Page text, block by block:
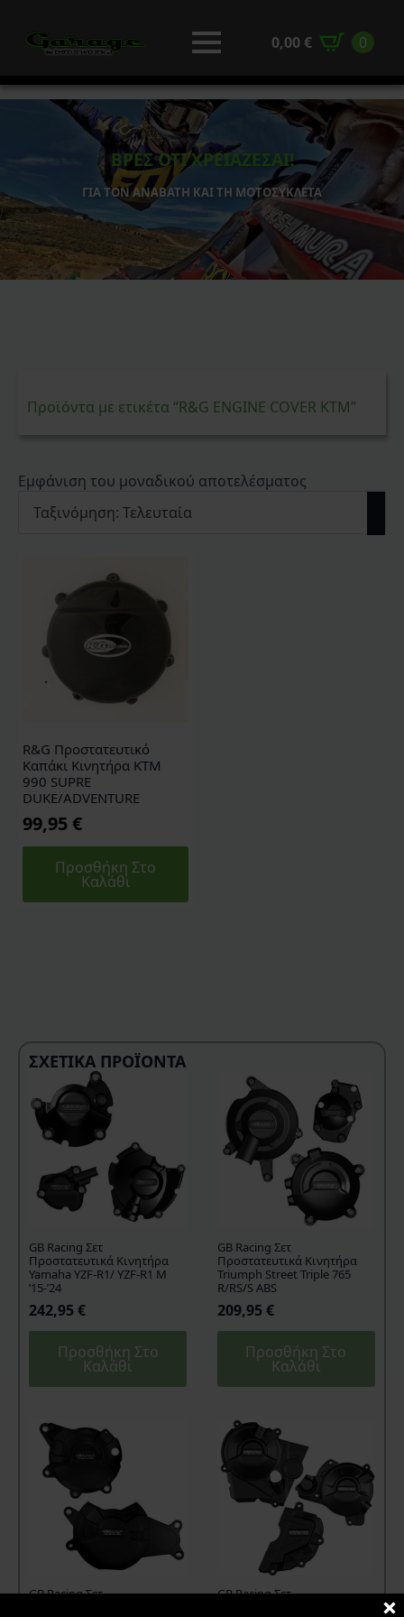
0,00 € 0
ΒΡΕΣ ΟΤΙ ΧΡΕΙΑΖΕΣΑΙ!
ΓΙΑ ΤΟΝ ΑΝΑΒΑΤΗ ΚΑΙ ΤΗ ΜΟΤΟΣΥΚΛΕΤΑ
Προϊόντα με ετικέτα “R&G ENGINE COVER KTM”
Εμφάνιση του μοναδικού αποτελέσματος
R&G Προστατευτικό
Καπάκι Κινητήρα KTM
990 SUPRE
DUKE/ADVENTURE
99,95 €
Προσθήκη Στο
Καλάθι
ΣΧΕΤΙΚΆ ΠΡΟΪΌΝΤΑ
GB Racing Σετ
Προστατευτικά Κινητήρα
Yamaha YZF-R1/ YZF-R1 M
’15-’24
242,95 €
Προσθήκη Στο
Καλάθι
GB Racing Σετ
Προστατευτικά Κινητήρα
Triumph Street Triple 765
R/RS/S ABS
209,95 €
Προσθήκη Στο
Καλάθι
GB Racing Σετ
GB Racing Σετ